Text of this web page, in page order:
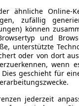
ähnliche Online-
zufällig
können
und
unterstützte
oder von dort
wenn
geschieht für
jederzeit